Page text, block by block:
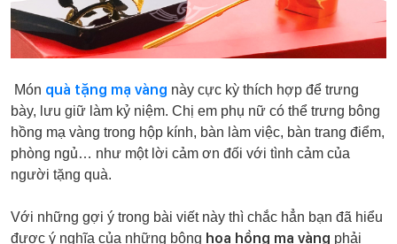
Món quà tặng mạ vàng này cực kỳ thích hợp để trưng
bày, lưu giữ làm kỷ niệm. Chị em phụ nữ có thể trưng bông
hồng mạ vàng trong hộp kính, bàn làm việc, bàn trang điểm,
phòng ngủ… như một lời cảm ơn đối với tình cảm của
người tặng quà.
Với những gợi ý trong bài viết này thì chắc hẳn bạn đã hiểu
được ý nghĩa của những bông hoa hồng mạ vàng phải